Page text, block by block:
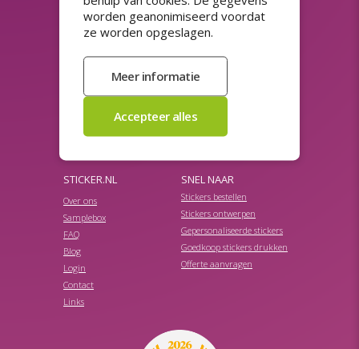
Horeca stickers
Koopzegels
Naamstickers drukken
Niet verwijderbare stickers
Productetiketten
Promotie stickers
Spaarzegels
Stickerpapier
Streepjescode stickers
Transparante stickers
Veiligheidslabels
Veiligheidsstickers
STICKER.NL
Over ons
Samplebox
FAQ
Blog
Login
Contact
Links
SNEL NAAR
Stickers bestellen
Stickers ontwerpen
Gepersonaliseerde stickers
Goedkoop stickers drukken
Offerte aanvragen
worden geanonimiseerd voordat
ze worden opgeslagen.